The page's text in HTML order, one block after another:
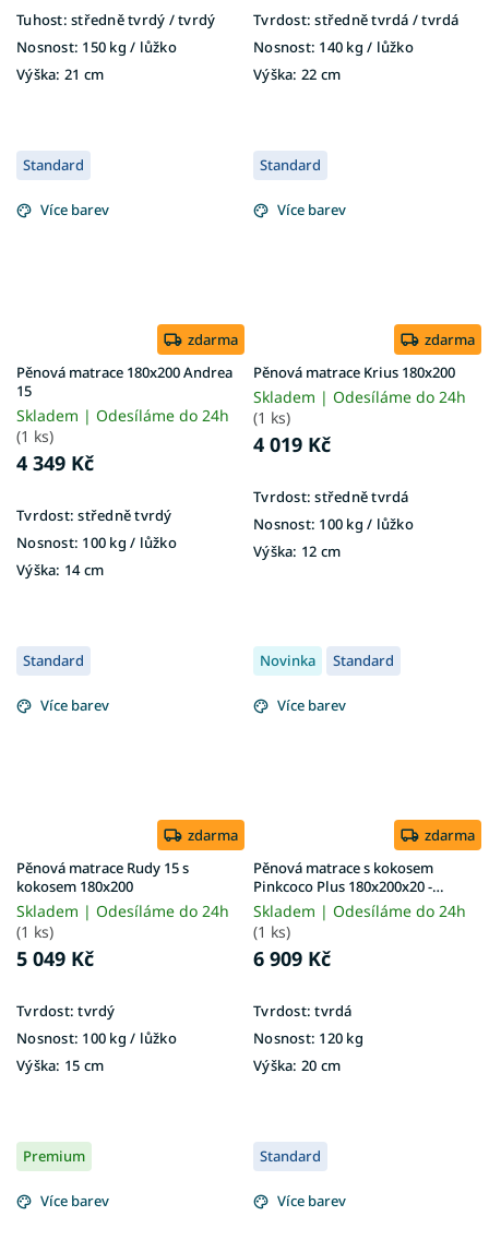
Tuhost: středně tvrdý / tvrdý
Nosnost: 150 kg / lůžko
Výška: 21 cm
Tvrdost: středně tvrdá / tvrdá
Nosnost: 140 kg​​​​​ / lůžko
Výška: 22 cm
Standard
Více barev
zdarma
Pěnová matrace 180x200 Andrea
15
Skladem | Odesíláme do 24h
(1 ks)
4 349 Kč
Tvrdost: středně tvrdý
Nosnost: 100 kg ​​​​​/ lůžko
Výška: 14 cm
Standard
Více barev
zdarma
Pěnová matrace Krius 180x200
Skladem | Odesíláme do 24h
(1 ks)
4 019 Kč
Tvrdost: středně tvrdá
Nosnost: 100 kg​​​​​ / lůžko
Výška: 12 cm
Standard
Více barev
zdarma
Pěnová matrace Rudy 15 s
kokosem 180x200
Skladem | Odesíláme do 24h
(1 ks)
5 049 Kč
Tvrdost: tvrdý
Nosnost: 100 kg ​​​​​/ lůžko
Výška: 15 cm
Novinka Standard
Více barev
zdarma
Pěnová matrace s kokosem
Pinkcoco Plus 180x200x20 -
potah Aloe Vera
Skladem | Odesíláme do 24h
(1 ks)
6 909 Kč
Tvrdost: tvrdá
Nosnost: 120 kg
Výška: 20 cm
Premium
Více barev
Standard
Více barev